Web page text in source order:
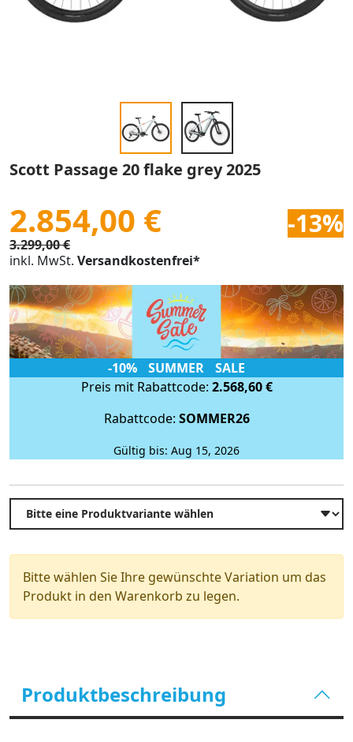
Scott Passage 20 flake grey 2025
2.854,00 € -13%
3.299,00 €
inkl. MwSt. Versandkostenfrei*
-10% SUMMER SALE
Preis mit Rabattcode: 2.568,60 €
Rabattcode: SOMMER26
Gültig bis: Aug 15, 2026
Bitte wählen Sie Ihre gewünschte Variation um das
Produkt in den Warenkorb zu legen.
Produktbeschreibung